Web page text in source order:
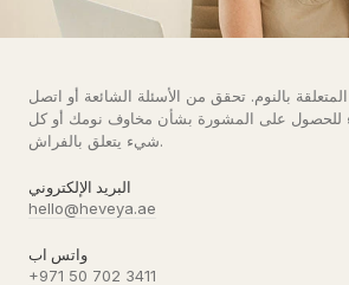
بالنوم. تحقق من الأسئلة الشائعة أو اتصل
للحصول على المشورة بشأن مخاوف نومك أو كل
شيء يتعلق بالفراش.
البريد الإلكتروني
hello@heveya.ae
واتس اب
+971 50 702 3411